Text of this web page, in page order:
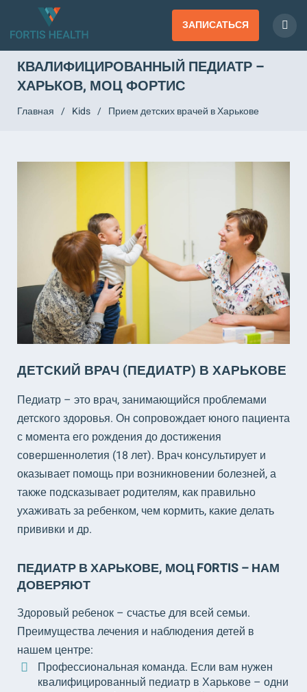
ЗАПИСАТЬСЯ
КВАЛИФИЦИРОВАННЫЙ ПЕДИАТР –
ХАРЬКОВ, МОЦ ФОРТИС
Главная / Kids / Прием детских врачей в Харькове
ДЕТСКИЙ ВРАЧ (ПЕДИАТР) В ХАРЬКОВЕ
Педиатр – это врач, занимающийся проблемами
детского здоровья. Он сопровождает юного пациента
с момента его рождения до достижения
совершеннолетия (18 лет). Врач консультирует и
оказывает помощь при возникновении болезней, а
также подсказывает родителям, как правильно
ухаживать за ребенком, чем кормить, какие делать
прививки и др.
ПЕДИАТР В ХАРЬКОВЕ, МОЦ FORTIS – НАМ
ДОВЕРЯЮТ
Здоровый ребенок – счастье для всей семьи.
Преимущества лечения и наблюдения детей в
нашем центре:
Профессиональная команда. Если вам нужен
квалифицированный педиатр в Харькове – одни